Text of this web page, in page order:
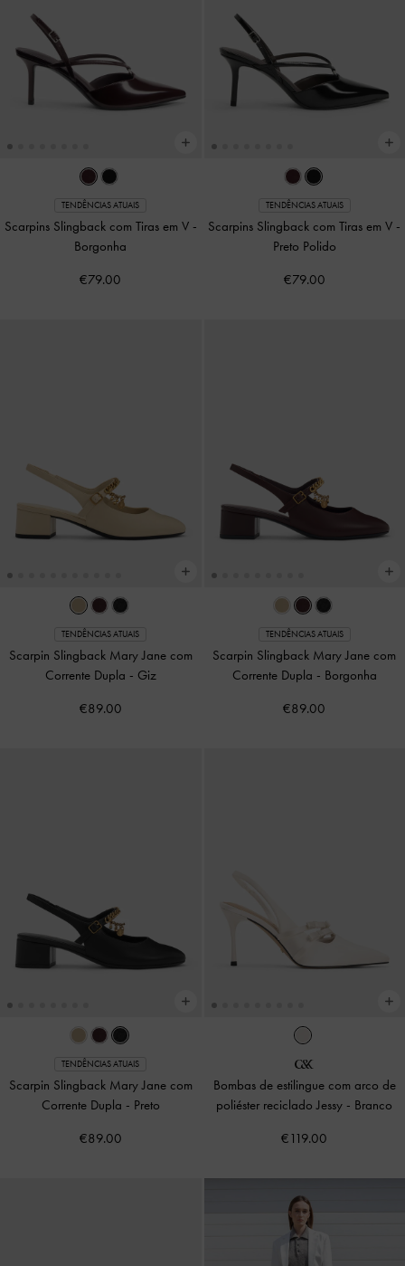
TENDÊNCIAS ATUAIS
Scarpins Slingback com Tiras em V -
Borgonha
€79.00
TENDÊNCIAS ATUAIS
Scarpins Slingback com Tiras em V -
Preto Polido
€79.00
TENDÊNCIAS ATUAIS
Scarpin Slingback Mary Jane com
Corrente Dupla - Giz
€89.00
TENDÊNCIAS ATUAIS
Scarpin Slingback Mary Jane com
Corrente Dupla - Borgonha
€89.00
TENDÊNCIAS ATUAIS
Scarpin Slingback Mary Jane com
Corrente Dupla - Preto
€89.00
Bombas de estilingue com arco de
poliéster reciclado Jessy - Branco
€119.00